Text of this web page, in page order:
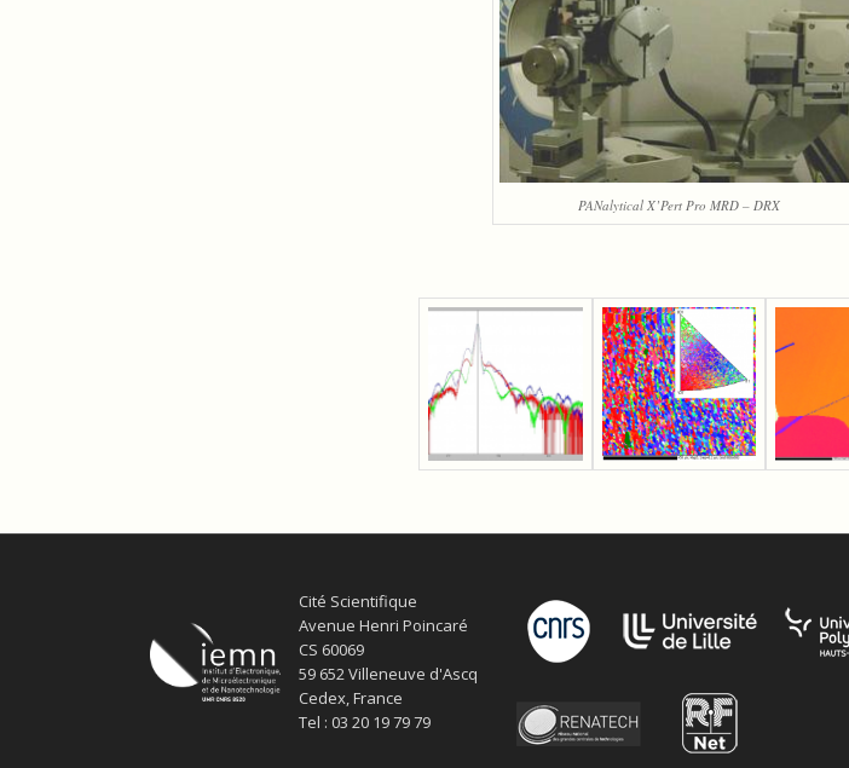
PANalytical X’Pert Pro MRD – DRX
Cité Scientifique
Avenue Henri Poincaré
CS 60069
59 652 Villeneuve d'Ascq
Cedex, France
Tel : 03 20 19 79 79